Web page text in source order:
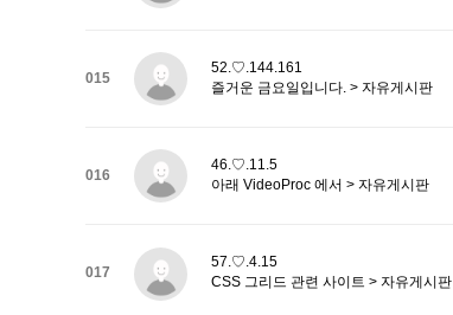
015
52.♡.144.161
즐거운 금요일입니다. > 자유게시판
016
46.♡.11.5
아래 VideoProc 에서 > 자유게시판
017
57.♡.4.15
CSS 그리드 관련 사이트 > 자유게시판